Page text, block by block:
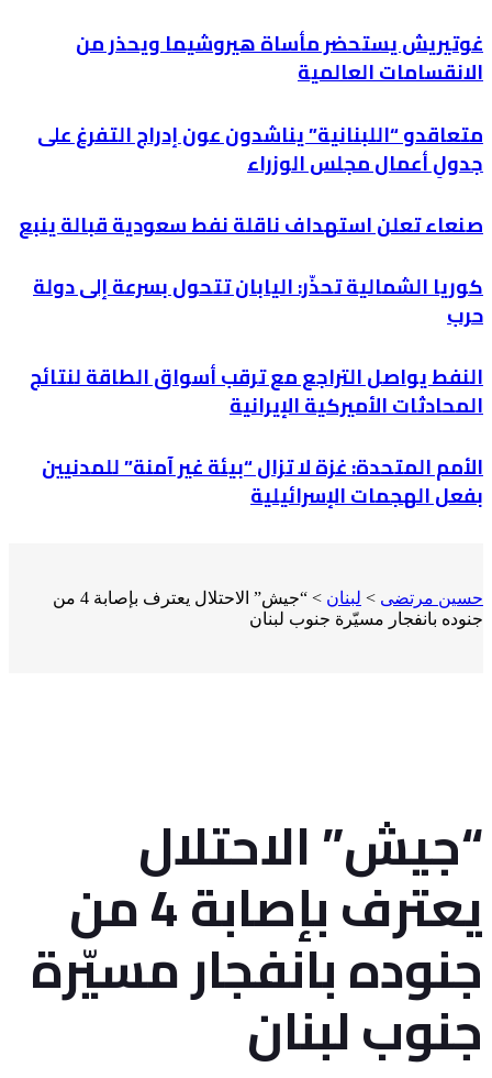
غوتيريش يستحضر مأساة هيروشيما ويحذر من
الانقسامات العالمية
متعاقدو “اللبنانية” يناشدون عون إدراج التفرغ على
جدولِ أعمال مجلس الوزراء
صنعاء تعلن استهداف ناقلة نفط سعودية قبالة ينبع
كوريا الشمالية تحذّر: اليابان تتحول بسرعة إلى دولة
حرب
النفط يواصل التراجع مع ترقب أسواق الطاقة لنتائج
المحادثات الأميركية الإيرانية
الأمم المتحدة: غزة لا تزال “بيئة غير آمنة” للمدنيين
بفعل الهجمات الإسرائيلية
حسين مرتضى > لبنان >
“جيش” الاحتلال يعترف بإصابة 4 من
جنوده بانفجار مسيّرة جنوب لبنان
“جيش” الاحتلال
يعترف بإصابة 4 من
جنوده بانفجار مسيّرة
جنوب لبنان